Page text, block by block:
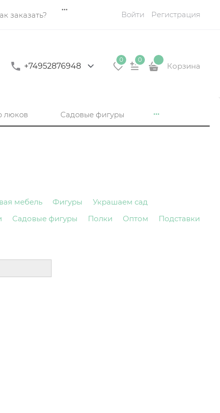
заказать? Войти Регистрация
+74952876948
0 0
Корзина
люков Садовые фигуры
мебель Фигуры
Украшаем сад
Садовые фигуры Полки Оптом
Подставки